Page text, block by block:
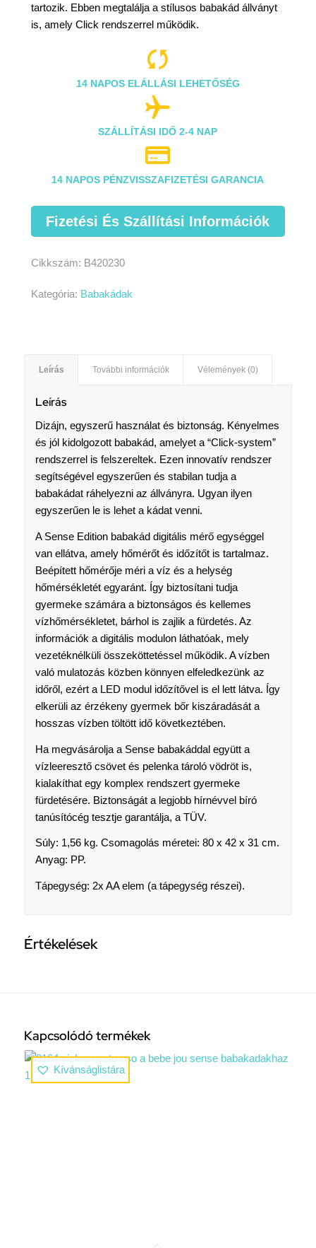
tartozik. Ebben megtalálja a stílusos babakád állványt
is, amely Click rendszerrel működik.

14 NAPOS ELÁLLÁSI LEHETŐSÉG

SZÁLLÍTÁSI IDŐ 2-4 NAP

14 NAPOS PÉNZVISSZAFIZETÉSI GARANCIA
Fizetési És Szállítási Információk
Cikkszám: B420230
Kategória: Babakádak
Leírás További információk Vélemények (0)
Leírás
Dizájn, egyszerű használat és biztonság. Kényelmes
és jól kidolgozott babakád, amelyet a “Click-system”
rendszerrel is felszereltek. Ezen innovatív rendszer
segítségével egyszerűen és stabilan tudja a
babakádat ráhelyezni az állványra. Ugyan ilyen
egyszerűen le is lehet a kádat venni.
A Sense Edition babakád digitális mérő egységgel
van ellátva, amely hőmérőt és időzítőt is tartalmaz.
Beépített hőmérője méri a víz és a helység
hőmérsékletét egyaránt. Így biztosítani tudja
gyermeke számára a biztonságos és kellemes
vízhőmérsékletet, bárhol is zajlik a fürdetés. Az
információk a digitális modulon láthatóak, mely
vezetéknélküli összeköttetéssel működik. A vízben
való mulatozás közben könnyen elfeledkezünk az
időről, ezért a LED modul időzítővel is el lett látva. Így
elkerüli az érzékeny gyermek bőr kiszáradását a
hosszas vízben töltött idő következtében.
Ha megvásárolja a Sense babakáddal együtt a
vízleeresztő csövet és pelenka tároló vödröt is,
kialakíthat egy komplex rendszert gyermeke
fürdetésére. Biztonságát a legjobb hírnévvel bíró
tanúsítócég tesztje garantálja, a TÜV.
Súly: 1,56 kg. Csomagolás méretei: 80 x 42 x 31 cm.
Anyag: PP.
Tápegység: 2x AA elem (a tápegység részei).
Értékelések
Kapcsolódó termékek
Kívánságlistára